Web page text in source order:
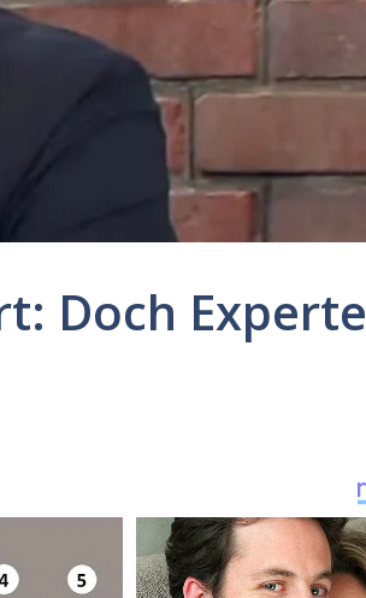
Doch Experte